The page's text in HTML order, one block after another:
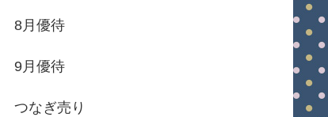
8月優待
9月優待
つなぎ売り